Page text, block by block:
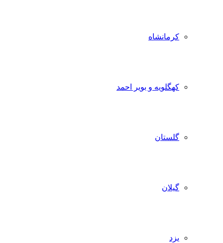
کرمانشاه
کهگلویه و بویر احمد
گلستان
گیلان
یزد